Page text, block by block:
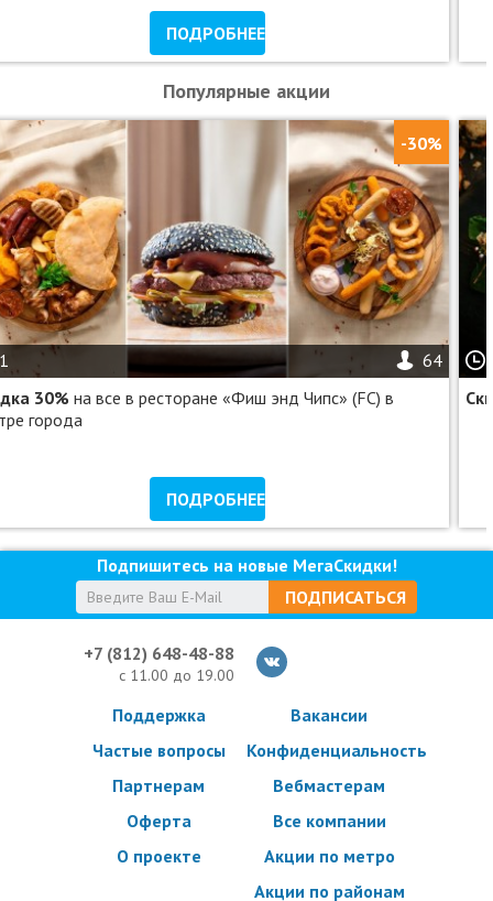
ПОДРОБНЕЕ
Популярные акции
-30%
1
64
30% на все в ресторане «Фиш энд Чипс» (FC) в
города
ПОДРОБНЕЕ
Подпишитесь на новые МегаСкидки!
ПОДПИСАТЬСЯ
+7 (812) 648-48-88
с 11.00 до 19.00
Поддержка
Частые вопросы
Партнерам
Оферта
О проекте
Вакансии
Конфиденциальность
Вебмастерам
Все компании
Акции по метро
Акции по районам